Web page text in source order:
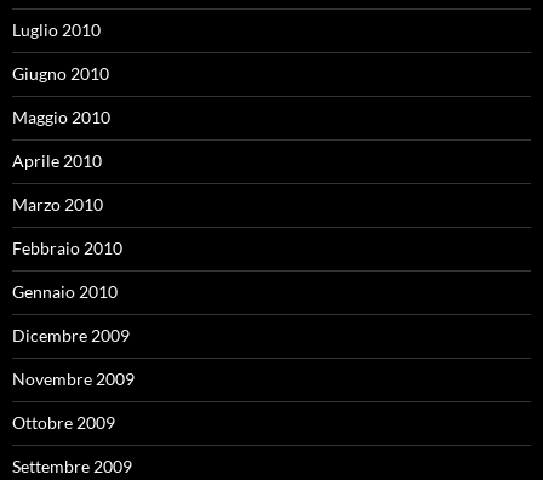
Luglio 2010
Giugno 2010
Maggio 2010
Aprile 2010
Marzo 2010
Febbraio 2010
Gennaio 2010
Dicembre 2009
Novembre 2009
Ottobre 2009
Settembre 2009